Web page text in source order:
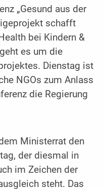
„Gesund aus der
schafft
bei Kindern &
es um die
Dienstag ist
NGOs zum Anlass
die Regierung
Ministerrat den
der diesmal in
im Zeichen der
steht. Das